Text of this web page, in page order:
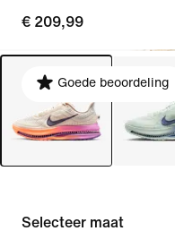
€ 209,99
Goede beoordeling
Selecteer maat